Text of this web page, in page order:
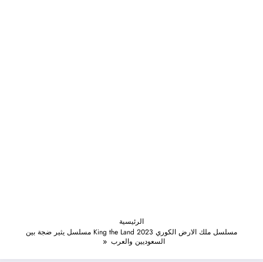
الرئيسية
مسلسل ملك الارض الكوري 2023 King the Land مسلسل يثير ضجة بين
السعوديين والعرب